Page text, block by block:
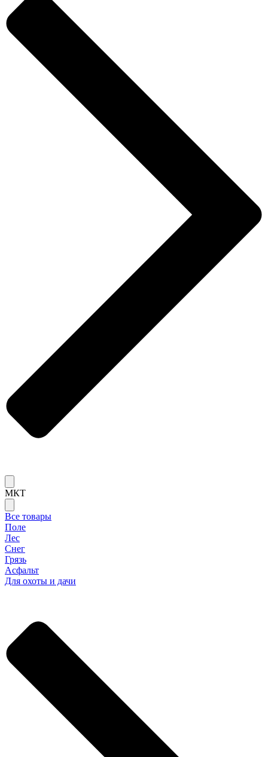
МКТ
Все товары
Поле
Лес
Снег
Грязь
Асфальт
Для охоты и дачи